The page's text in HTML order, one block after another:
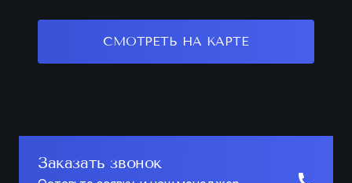
СМОТРЕТЬ НА КАРТЕ
Заказать звонок